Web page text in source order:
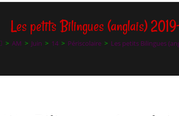
Les petits Bilingues (anglais)
> AM > Juin > 14 > Périscolaire > Les petits Bilingues